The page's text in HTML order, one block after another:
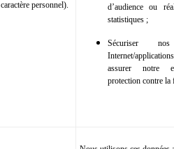
caractère personnel).
d’audience ou
statistiques ;
Sécuriser
Internet/
assurer notre
protection contre la